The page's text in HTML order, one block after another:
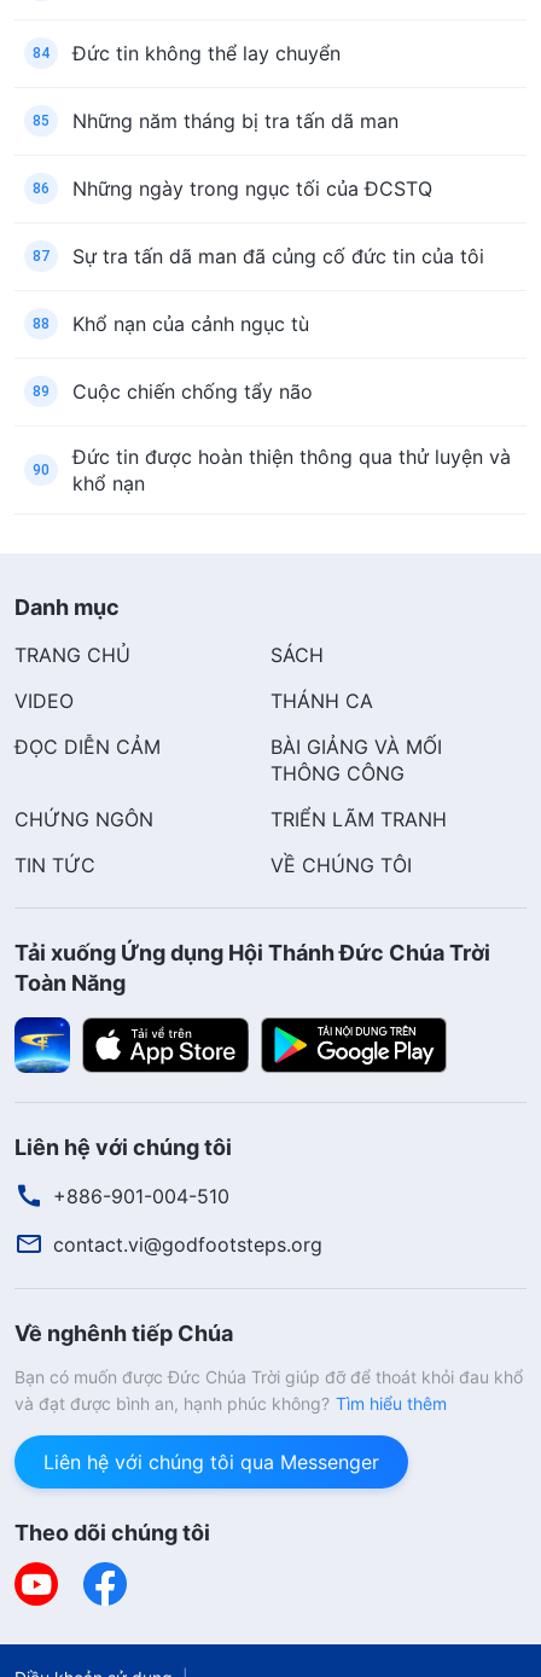
84 Đức tin không thể lay chuyển
85 Những năm tháng bị tra tấn dã man
86 Những ngày trong ngục tối của ĐCSTQ
87 Sự tra tấn dã man đã củng cố đức tin của tôi
88 Khổ nạn của cảnh ngục tù
89 Cuộc chiến chống tẩy não
90
Đức tin được hoàn thiện thông qua thử luyện và
khổ nạn
Danh mục
TRANG CHỦ
SÁCH
VIDEO
THÁNH CA
ĐỌC DIỄN CẢM
BÀI GIẢNG VÀ MỐI
THÔNG CÔNG
CHỨNG NGÔN
TRIỂN LÃM TRANH
TIN TỨC
VỀ CHÚNG TÔI
Tải xuống Ứng dụng Hội Thánh Đức Chúa Trời
Toàn Năng
Liên hệ với chúng tôi
+886-901-004-510
contact.vi@godfootsteps.org
Về nghênh tiếp Chúa
Bạn có muốn được Đức Chúa Trời giúp đỡ để thoát khỏi đau khổ
và đạt được bình an, hạnh phúc không? Tìm hiểu thêm
Liên hệ với chúng tôi qua Messenger
Theo dõi chúng tôi